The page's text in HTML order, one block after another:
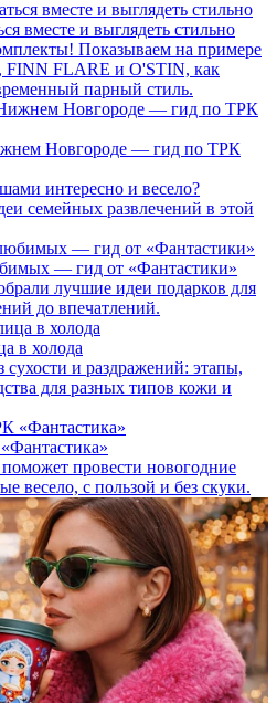
вместе и выглядеть стильно
Показываем на примере
FINN FLARE и O'STIN, как
парный стиль.
Новгороде — гид по ТРК
интересно и весело?
семейных развлечений в этой
— гид от «Фантастики»
лучшие идеи подарков для
до впечатлений.
в холода
и раздражений: этапы,
для разных типов кожи и
провести новогодние
весело, с пользой и без скуки.